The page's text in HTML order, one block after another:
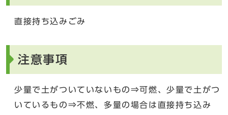
直接持ち込みごみ
注意事項
少量で土がついていないもの⇒可燃、少量で土がつ
いているもの⇒不燃、多量の場合は直接持ち込み